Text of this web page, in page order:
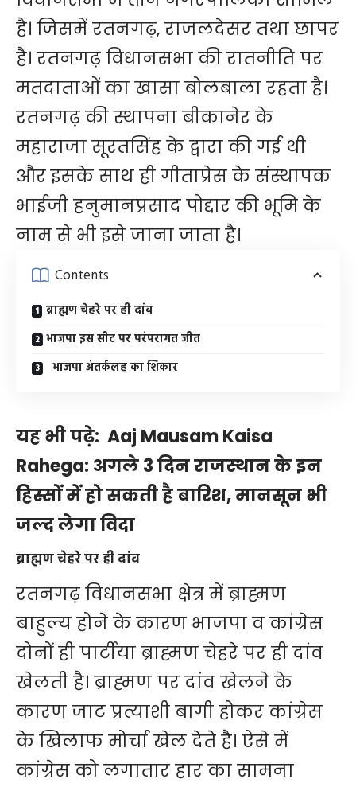
है। जिसमें रतनगढ़, राजलदेसर तथा छापर
है। रतनगढ़ विधानसभा की रातनीति पर
मतदाताओं का खासा बोलबाला रहता है।
रतनगढ़ की स्थापना बीकानेर के
महाराजा सूरतसिंह के द्वारा की गई थी
और इसके साथ ही गीताप्रेस के संस्थापक
भाईजी हनुमानप्रसाद पोद्दार की भूमि के
नाम से भी इसे जाना जाता है।
Contents
ब्राह्मण चेहरे पर ही दांव
भाजपा इस सीट पर परंपरागत जीत
भाजपा अंतर्कलह का शिकार
यह भी पढ़े: Aaj Mausam Kaisa
Rahega: अगले 3 दिन राजस्थान के इन
हिस्सों में हो सकती है बारिश, मानसून भी
जल्द लेगा विदा
ब्राह्मण चेहरे पर ही दांव
रतनगढ़ विधानसभा क्षेत्र में ब्राह्मण
बाहुल्य होने के कारण भाजपा व कांग्रेस
दोनों ही पार्टीया ब्राह्मण चेहरे पर ही दांव
खेलती है। ब्राह्मण पर दांव खेलने के
कारण जाट प्रत्याशी बागी होकर कांग्रेस
के खिलाफ मोर्चा खेल देते है। ऐसे में
कांग्रेस को लगातार हार का सामना